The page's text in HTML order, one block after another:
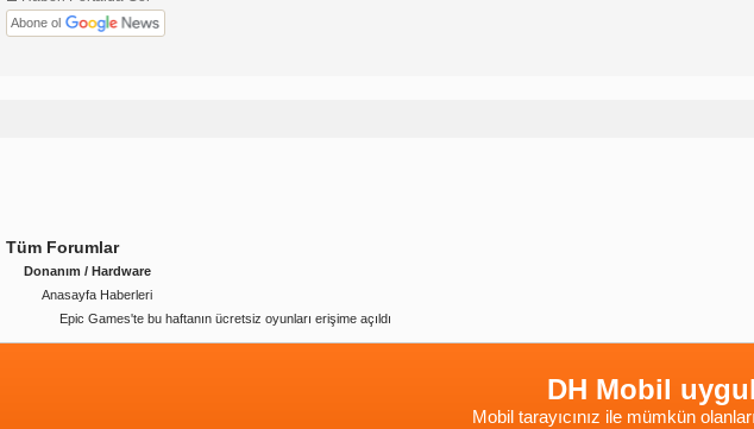
Abone ol
Tüm Forumlar
Donanım / Hardware
Anasayfa Haberleri
Epic Games'te bu haftanın ücretsiz oyunları erişime açıldı
DH Mobil
Mobil tarayıcınız ile mümkün